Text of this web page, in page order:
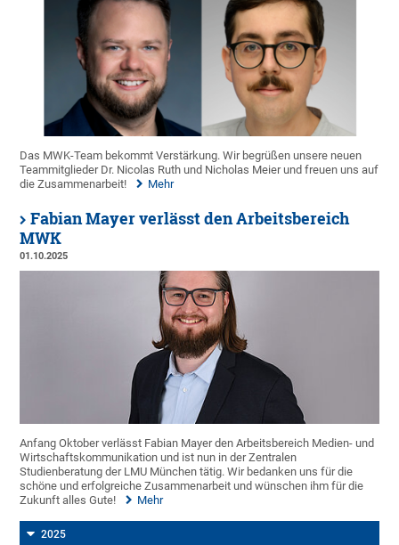
Das MWK-Team bekommt Verstärkung. Wir begrüßen unsere neuen
Teammitglieder Dr. Nicolas Ruth und Nicholas Meier und freuen uns auf
die Zusammenarbeit!
Mehr
Fabian Mayer verlässt den Arbeitsbereich
MWK
01.10.2025
Anfang Oktober verlässt Fabian Mayer den Arbeitsbereich Medien- und
Wirtschaftskommunikation und ist nun in der Zentralen
Studienberatung der LMU München tätig. Wir bedanken uns für die
schöne und erfolgreiche Zusammenarbeit und wünschen ihm für die
Zukunft alles Gute!
Mehr
2025